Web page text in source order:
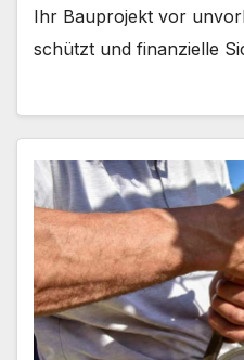
Ihr Bauprojekt vor
schützt und finanzielle